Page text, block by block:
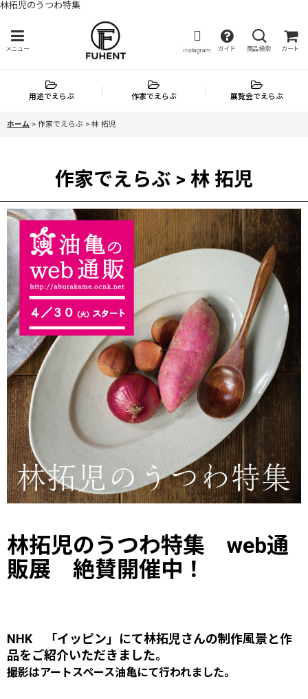
林拓児のうつわ特集
メニュー instagram ガイド 商品検索 カート
用途でえらぶ 作家でえらぶ 展覧会でえらぶ
ホーム > 作家でえらぶ > 林 拓児
作家でえらぶ > 林 拓児
林拓児のうつわ特集 web通
販展 絶賛開催中！
NHK 「イッピン」にて林拓児さんの制作風景と作
品をご紹介いただきました。
撮影はアートスペース油亀にて行われました。